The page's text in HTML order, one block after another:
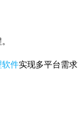
软件实现多平台需